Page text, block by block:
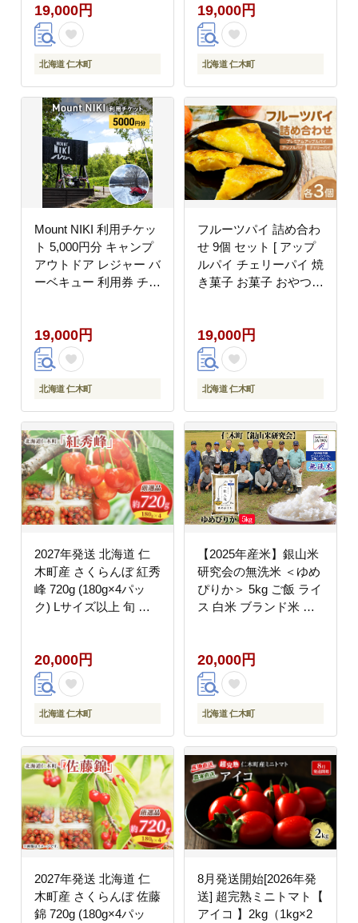
産地直送 [株式会社 松
原米穀]
19,000円
北海道 仁木町
糖の代わり [株式会社
自然農園]
19,000円
北海道 仁木町
Mount NIKI 利用チケッ
ト 5,000円分 キャンプ
アウトドア レジャー バ
ーベキュー 利用券 チケ
19,000円
北海道 仁木町
フルーツパイ 詰め合わ
せ 9個 セット [ アップ
ルパイ チェリーパイ 焼
き菓子 お菓子 おやつ
19,000円
北海道 仁木町
2027年発送 北海道 仁
木町産 さくらんぼ 紅秀
峰 720g (180g×4パッ
ク) Lサイズ以上 旬 桜
果物類 仁木町 仁木 [松
山商店]
20,000円
北海道 仁木町
【2025年産米】銀山米
研究会の無洗米 ＜ゆめ
ぴりか＞ 5kg ご飯 ライ
ス 白米 ブランド米 お
ごはん 夜ごはん 昼ごは
ん [株式会社 松原米穀]
20,000円
北海道 仁木町
2027年発送 北海道 仁
木町産 さくらんぼ 佐藤
錦 720g (180g×4パッ
8月発送開始[2026年発
送] 超完熟ミニトマト【
アイコ 】2kg（1kg×2